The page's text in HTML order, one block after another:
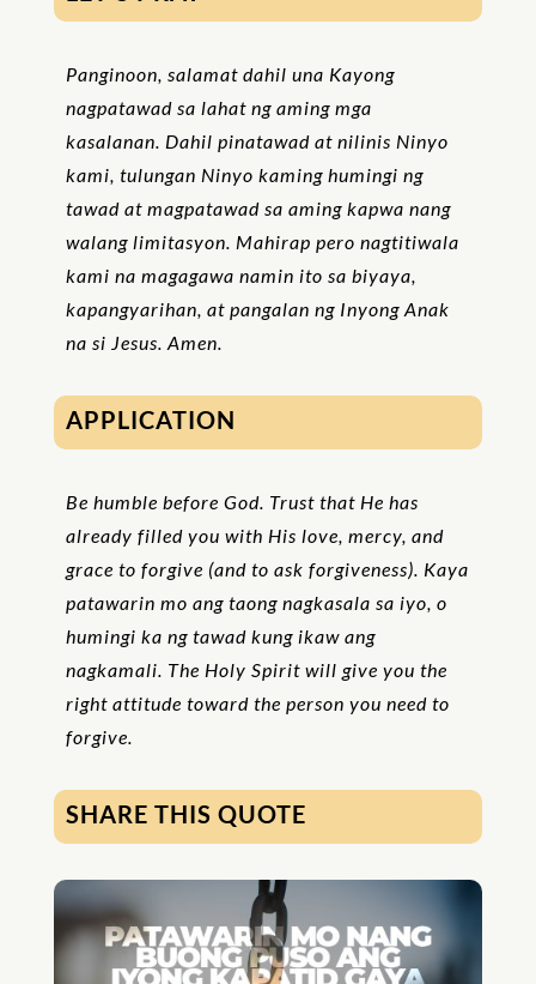
Panginoon, salamat dahil una Kayong
nagpatawad sa lahat ng aming mga
kasalanan. Dahil pinatawad at nilinis Ninyo
kami, tulungan Ninyo kaming humingi ng
tawad at magpatawad sa aming kapwa nang
walang limitasyon. Mahirap pero nagtitiwala
kami na magagawa namin ito sa biyaya,
kapangyarihan, at pangalan ng Inyong Anak
na si Jesus. Amen.
APPLICATION
Be humble before God. Trust that He has
already filled you with His love, mercy, and
grace to forgive (and to ask forgiveness). Kaya
patawarin mo ang taong nagkasala sa iyo, o
humingi ka ng tawad kung ikaw ang
nagkamali. The Holy Spirit will give you the
right attitude toward the person you need to
forgive.
SHARE THIS QUOTE